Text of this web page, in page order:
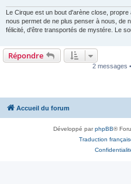
Le Cirque est un bout d'arène close,
nous permet de ne plus penser à nous, de
félicité, d'être transportés de mystére. Le
Répondre
2 messages
Accueil du forum
Développé parphpBB®
Traduction